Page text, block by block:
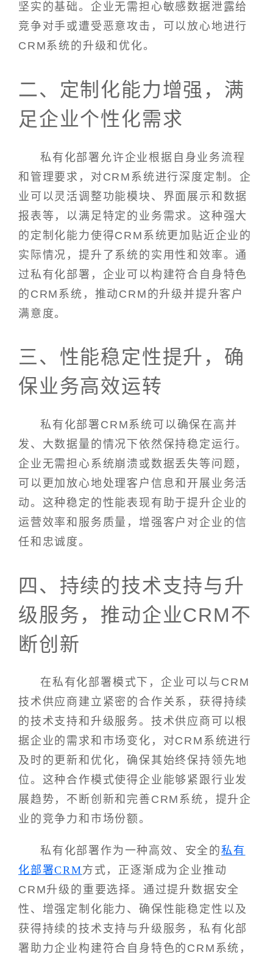
坚实的基础。企业无需担心敏感数据泄露给
竞争对手或遭受恶意攻击，可以放心地进行
CRM系统的升级和优化。
二、定制化能力增强，满
足企业个性化需求
私有化部署允许企业根据自身业务流程
和管理要求，对CRM系统进行深度定制。企
业可以灵活调整功能模块、界面展示和数据
报表等，以满足特定的业务需求。这种强大
的定制化能力使得CRM系统更加贴近企业的
实际情况，提升了系统的实用性和效率。通
过私有化部署，企业可以构建符合自身特色
的CRM系统，推动CRM的升级并提升客户
满意度。
三、性能稳定性提升，确
保业务高效运转
私有化部署CRM系统可以确保在高并
发、大数据量的情况下依然保持稳定运行。
企业无需担心系统崩溃或数据丢失等问题，
可以更加放心地处理客户信息和开展业务活
动。这种稳定的性能表现有助于提升企业的
运营效率和服务质量，增强客户对企业的信
任和忠诚度。
四、持续的技术支持与升
级服务，推动企业CRM不
断创新
在私有化部署模式下，企业可以与CRM
技术供应商建立紧密的合作关系，获得持续
的技术支持和升级服务。技术供应商可以根
据企业的需求和市场变化，对CRM系统进行
及时的更新和优化，确保其始终保持领先地
位。这种合作模式使得企业能够紧跟行业发
展趋势，不断创新和完善CRM系统，提升企
业的竞争力和市场份额。
私有化部署作为一种高效、安全的私有
化部署CRM方式，正逐渐成为企业推动
CRM升级的重要选择。通过提升数据安全
性、增强定制化能力、确保性能稳定性以及
获得持续的技术支持与升级服务，私有化部
署助力企业构建符合自身特色的CRM系统，